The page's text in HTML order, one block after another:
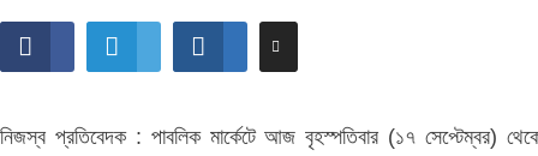
নিজস্ব প্রতিবেদক : পাবলিক মার্কেটে আজ বৃহস্পতিবার (১৭ সেপ্টেম্বর)